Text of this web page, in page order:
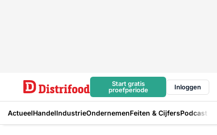
Start gratis
proefperiode
Inloggen
ActueelHandelIndustrieOndernemenFeiten & CijfersPodcast